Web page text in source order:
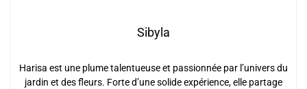
Sibyla
Harisa est une plume talentueuse et passionnée par l’univers du
jardin et des fleurs. Forte d’une solide expérience, elle partage